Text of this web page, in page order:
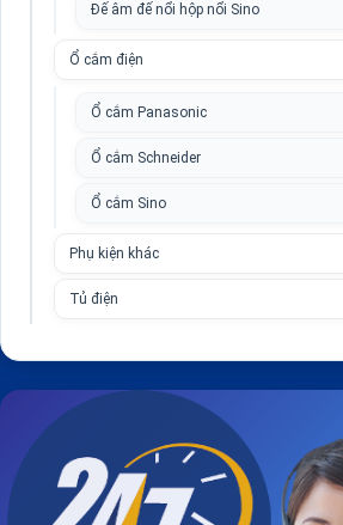
Đế âm đế nổi hộp nổi Sino
Ổ cắm điện
Ổ cắm Panasonic
Ổ cắm Schneider
Ổ cắm Sino
Phụ kiện khác
Tủ điện